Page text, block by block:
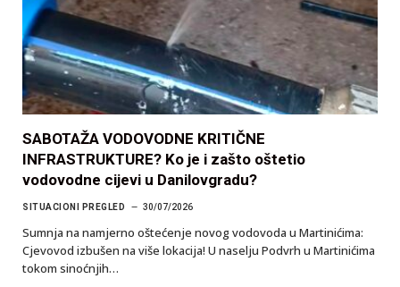
SABOTAŽA VODOVODNE KRITIČNE
INFRASTRUKTURE? Ko je i zašto oštetio
vodovodne cijevi u Danilovgradu?
SITUACIONI PREGLED 30/07/2026
Sumnja na namjerno oštećenje novog vodovoda u Martinićima:
Cjevovod izbušen na više lokacija! U naselju Podvrh u Martinićima
tokom sinoćnjih…